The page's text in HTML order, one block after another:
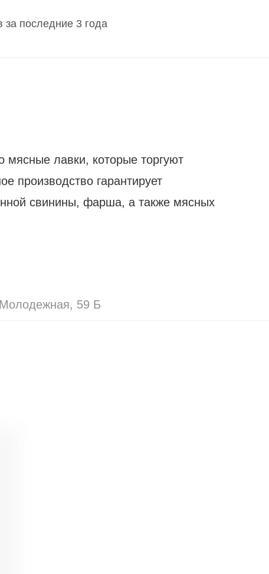
последние 3 года
мясные лавки, которые торгуют
производство гарантирует
свинины, фарша, а также мясных
59 Б